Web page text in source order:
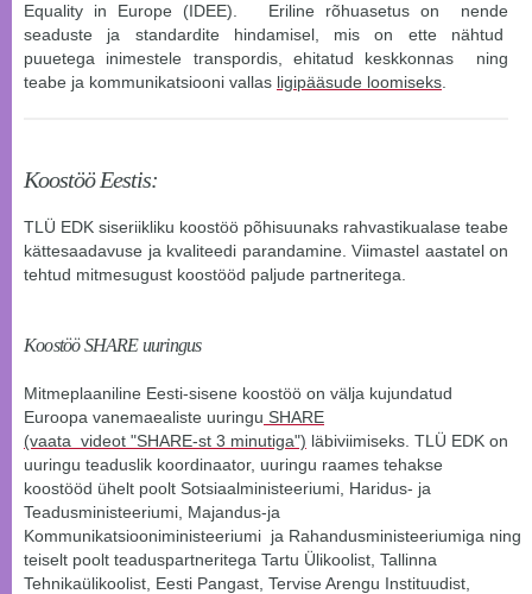
Equality in Europe (IDEE) . Eriline rõhuasetus on nende
seaduste ja standardite hindamisel, mis on ette nähtud
puuetega inimestele transpordis, ehitatud keskkonnas ning
teabe ja kommunikatsiooni vallas ligipääsude loomiseks
Koostöö Eestis:
TLÜ EDK siseriikliku koostöö põhisuunaks rahvastikualase teabe
kättesaadavuse ja kvaliteedi parandamine. Viimastel aastatel on
tehtud mitmesugust koostööd paljude partneritega.
Koostöö SHARE uuringus
Mitmeplaaniline Eesti-sisene koostöö on välja kujundatud
Euroopa vanemaealiste uuringu SHARE
(vaata videot "SHARE-st 3 minutiga") läbiviimiseks. TLÜ EDK on
uuringu teaduslik koordinaator, uuringu raames tehakse
koostööd ühelt poolt Sotsiaalministeeriumi, Haridus- ja
Teadusministeeriumi, Majandus-ja
Kommunikatsiooniministeeriumi ja Rahandusministeeriumiga ning
teiselt poolt teaduspartneritega Tartu Ülikoolist Tallinna
Tehnikaülikoolist Eesti Pangast Tervise Arengu Instituudist,